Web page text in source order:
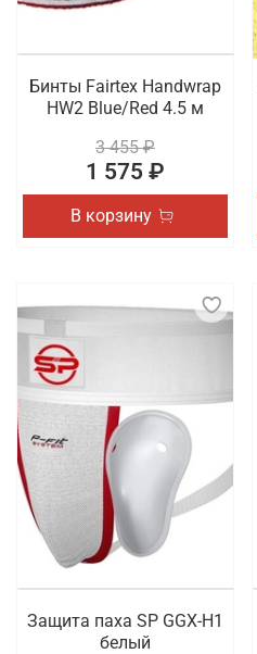
Бинты Fairtex Handwrap
HW2 Blue/Red 4.5 м
3 455 ₽
1 575 ₽
В корзину
Защита паха SP GGX-H1
белый